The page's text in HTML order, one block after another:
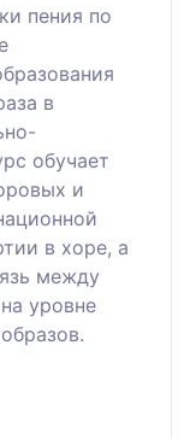
пения по
в
обучает
и
в хоре, а
между
уровне